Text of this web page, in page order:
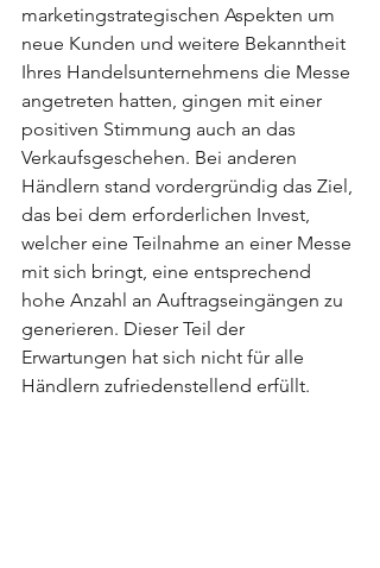
marketingstrategischen Aspekten um
neue Kunden und weitere Bekanntheit
Ihres Handelsunternehmens die Messe
angetreten hatten, gingen mit einer
positiven Stimmung auch an das
Verkaufsgeschehen. Bei anderen
Händlern stand vordergründig das Ziel,
das bei dem erforderlichen Invest,
welcher eine Teilnahme an einer Messe
mit sich bringt, eine entsprechend
hohe Anzahl an Auftragseingängen zu
generieren. Dieser Teil der
Erwartungen hat sich nicht für alle
Händlern zufriedenstellend erfüllt.